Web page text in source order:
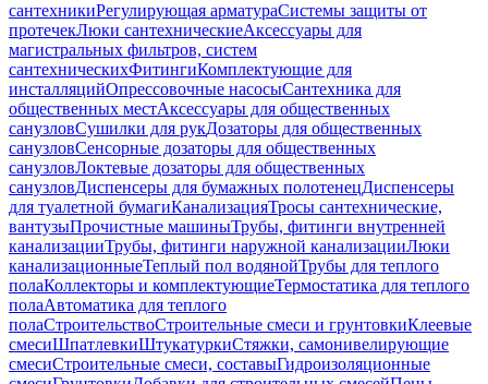
сантехникиРегулирующая арматураСистемы защиты от
протечекЛюки сантехническиеАксессуары для
магистральных фильтров, систем
сантехническихФитингиКомплектующие для
инсталляцийОпрессовочные насосыСантехника для
общественных местАксессуары для общественных
санузловСушилки для рукДозаторы для общественных
санузловСенсорные дозаторы для общественных
санузловЛоктевые дозаторы для общественных
санузловДиспенсеры для бумажных полотенецДиспенсеры
для туалетной бумагиКанализацияТросы сантехнические,
вантузыПрочистные машиныТрубы, фитинги внутренней
канализацииТрубы, фитинги наружной канализацииЛюки
канализационныеТеплый пол водянойТрубы для теплого
полаКоллекторы и комплектующиеТермостатика для теплого
полаАвтоматика для теплого
полаСтроительствоСтроительные смеси и грунтовкиКлеевые
смесиШпатлевкиШтукатуркиСтяжки, самонивелирующие
смесиСтроительные смеси, составыГидроизоляционные